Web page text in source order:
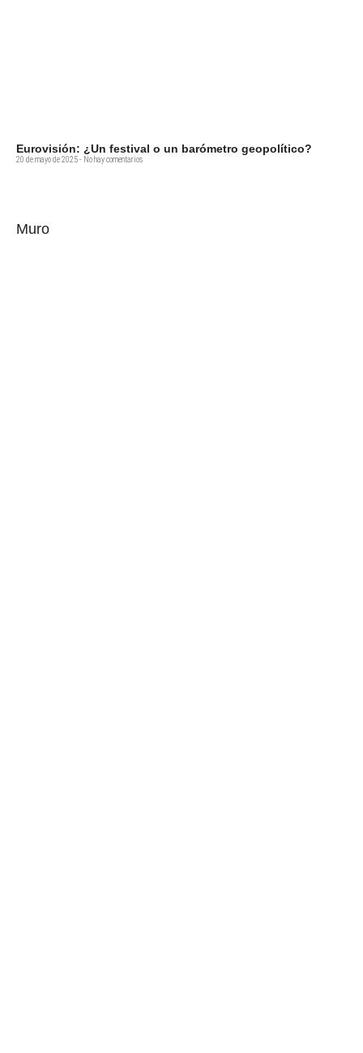
Eurovisión: ¿Un festival o un barómetro geopolítico?
20 de mayo de 2025 No hay comentarios
Muro